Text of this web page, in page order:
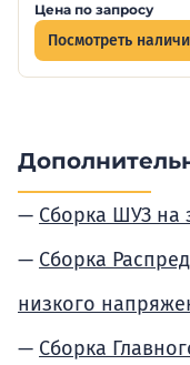
Цена по запросу
Посмотреть
Сборка ШУЗ на
Сборка
низкого
Сборка